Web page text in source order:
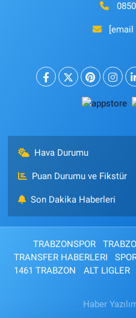
[email
Hava Durumu
Puan Durumu ve Fikstür
Son Dakika Haberleri
TRABZONSPOR
TRANSFER HABERLERI
1461 TRABZON
ALT LIGLER
Haber